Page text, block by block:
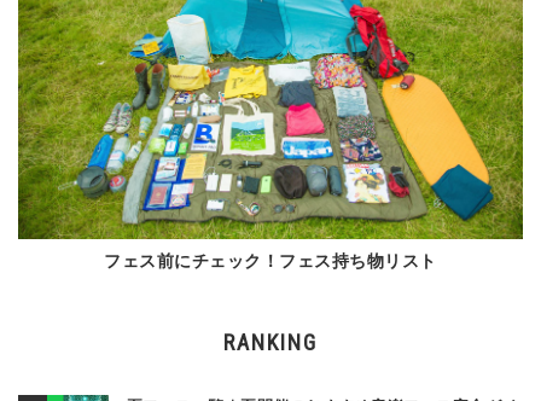
フェス前にチェック！フェス持ち物リスト
RANKING